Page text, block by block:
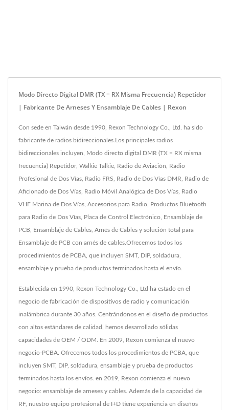
Modo Directo Digital DMR (TX = RX Misma Frecuencia) Repetidor
| Fabricante De Arneses Y Ensamblaje De Cables | Rexon
Con sede en Taiwán desde 1990, Rexon Technology Co., Ltd. ha sido
fabricante de radios bidireccionales.Los principales radios
bidireccionales incluyen, Modo directo digital DMR (TX = RX misma
frecuencia) Repetidor, Walkie Talkie, Radio de Aviación, Radio
Profesional de Dos Vías, Radio FRS, Radio de Dos Vías DMR, Radio de
Aficionado de Dos Vías, Radio Móvil Analógica de Dos Vías, Radio
VHF Marina de Dos Vías, Accesorios para Radio, Productos Bluetooth
para Radio de Dos Vías, Placa de Control Electrónico, Ensamblaje de
PCB, Ensamblaje de Cables, Arnés de Cables y solución total para
Ensamblaje de PCB con arnés de cables.Ofrecemos todos los
procedimientos de PCBA, que incluyen SMT, DIP, soldadura,
ensamblaje y prueba de productos terminados hasta el envío.
Establecida en 1990, Rexon Technology Co., Ltd ha estado en el
negocio de fabricación de dispositivos de radio y comunicación
inalámbrica durante 30 años. Centrándonos en el diseño de productos
con altos estándares de calidad, hemos desarrollado sólidas
capacidades de OEM / ODM. En 2009, Rexon comienza el nuevo
negocio-PCBA. Ofrecemos todos los procedimientos de PCBA, que
incluyen SMT, DIP, soldadura, ensamblaje y prueba de productos
terminados hasta los envíos. en 2019, Rexon comienza el nuevo
negocio: ensamblaje de arneses y cables. Además de la capacidad de
RF, nuestro equipo profesional de I+D tiene experiencia en diseños